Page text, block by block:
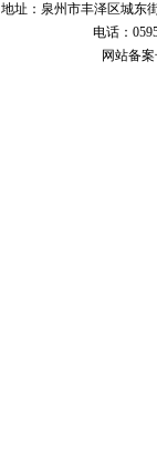
地址：泉州市丰泽区城东
电话：0595-
网站备